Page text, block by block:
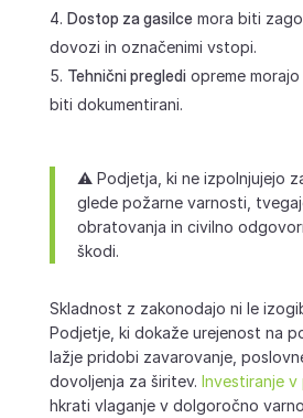
Dostop za gasilcemora biti
dovozi in označenimi vstopi.
Tehnični preglediopreme
biti dokumentirani.
⚠️ Podjetja, ki ne izpolnjujejo
glede požarne varnosti,
obratovanja in civilno
škodi.
Skladnost z zakonodajo ni le
Podjetje, ki dokaže urejenost na
lažje pridobi zavarovanje,
dovoljenja za širitev. Investiranje
hkrati vlaganje v dolgoročno